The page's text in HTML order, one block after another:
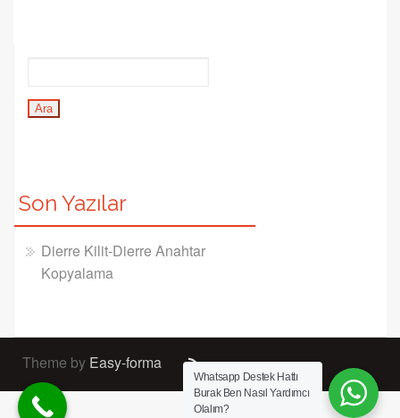
Son Yazılar
Dierre Kilit-Dierre Anahtar
Kopyalama
Theme by Easy-forma
Whatsapp Destek Hattı
Burak Ben Nasıl Yardımcı
Olalım?